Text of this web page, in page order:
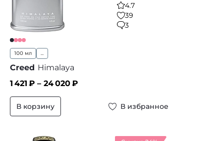
4.7
39
3
100 мл ...
Creed Himalaya
1 421 ₽ – 24 020₽
В корзину В избранное